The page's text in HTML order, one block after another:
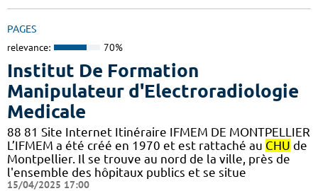
PAGES
relevance: 70%
Institut De Formation
Manipulateur d'Electroradiologie
Medicale
88 81 Site Internet Itinéraire IFMEM DE MONTPELLIER
L’IFMEM a été créé en 1970 et est rattaché au CHU de
Montpellier. Il se trouve au nord de la ville, près de
l'ensemble des hôpitaux publics et se situe
15/04/2025 17:00